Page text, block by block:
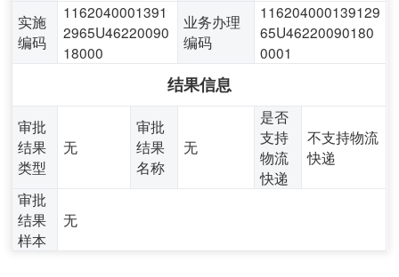
实施
编码
1162040001391
2965U46220090
18000
业务办理
编码
116204000139129
65U46220090180
0001
结果信息
审批
结果
类型
无
审批
结果
名称
无
是否
支持
物流
快递
不支持物流
快递
审批
结果
样本
无